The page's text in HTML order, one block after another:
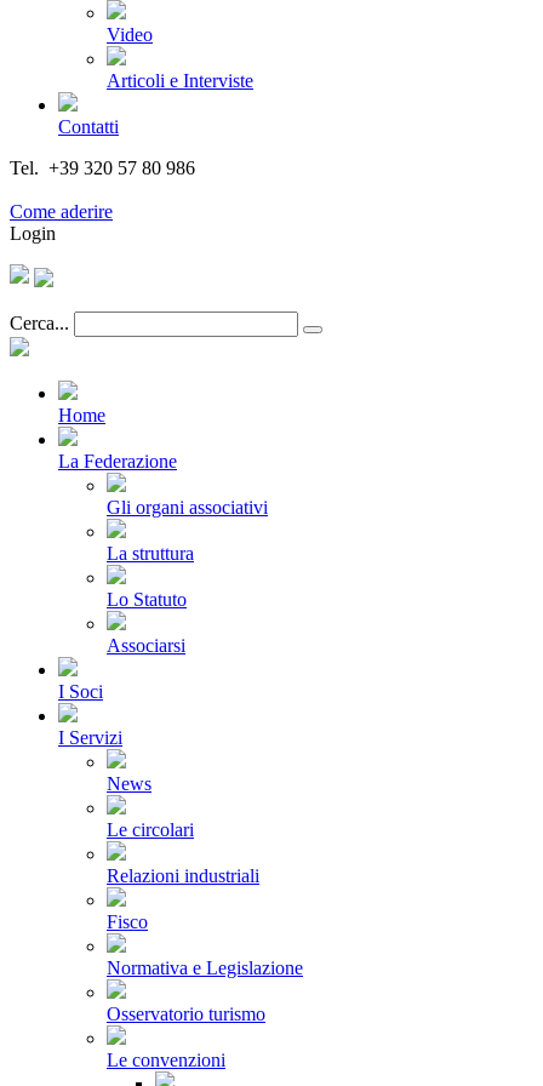
Video
Articoli e Interviste
Contatti
Tel. +39 320 57 80 986
Come aderire
Login
Cerca...
Home
La Federazione
Gli organi associativi
La struttura
Lo Statuto
Associarsi
I Soci
I Servizi
News
Le circolari
Relazioni industriali
Fisco
Normativa e Legislazione
Osservatorio turismo
Le convenzioni